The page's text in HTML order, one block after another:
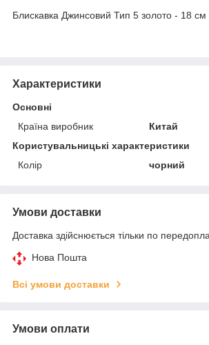
Блискавка Джинсовий Тип 5 золото - 18 см
Характеристики
Основні
Країна виробник
Китай
Користувальницькі характеристики
Колір
чорний
Умови доставки
Доставка здійснюється тільки по
Нова Пошта
Всі умови доставки
Умови оплати